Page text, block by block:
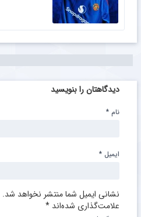
دیدگاهتان را بنویسید
نشانی ایمیل شما منتشر نخواهد شد.
علامت‌گذاری شده‌اند *
نام *
ایمیل *